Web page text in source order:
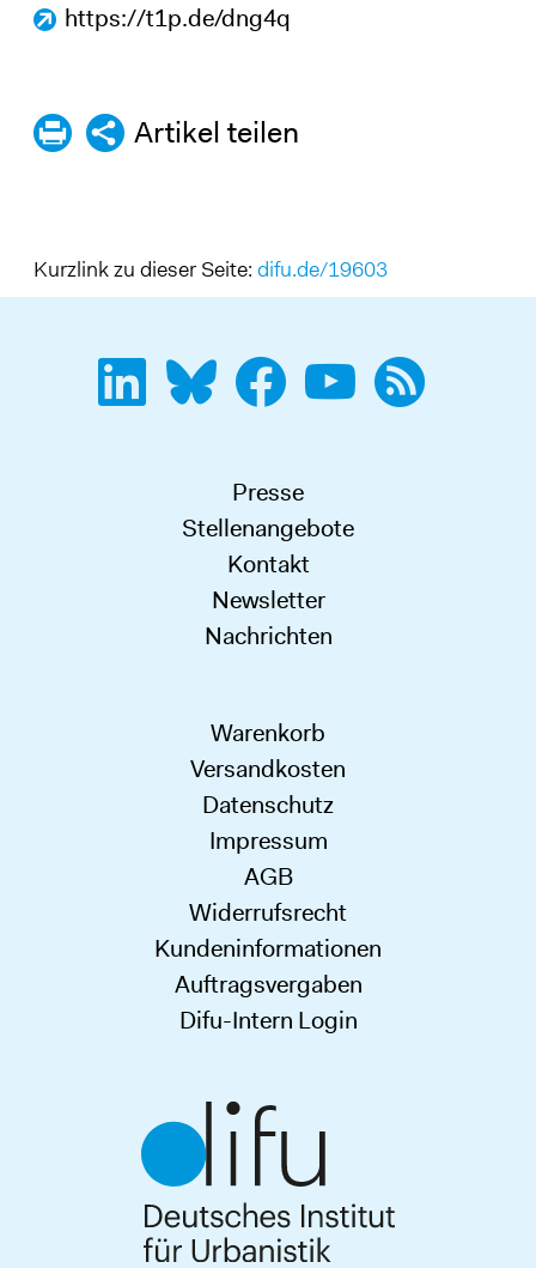
https://t1p.de/dng4q
Artikel teilen
Kurzlink zu dieser Seite: difu.de/19603
Presse
Stellenangebote
Kontakt
Newsletter
Nachrichten
Warenkorb
Versandkosten
Datenschutz
Impressum
AGB
Widerrufsrecht
Kundeninformationen
Auftragsvergaben
Difu-Intern Login